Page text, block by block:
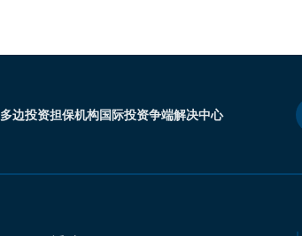
多边投资担保机构国际投资争端解决中心